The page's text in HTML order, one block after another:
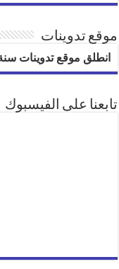
موقع تدوينات
انطلق موقع تدوينات سنة
تابعنا على الفيسبوك